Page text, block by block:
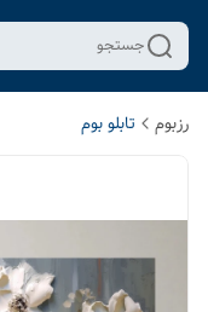
جستجو
رزبوم تابلو بوم